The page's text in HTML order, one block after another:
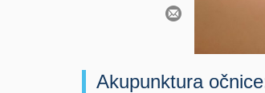
Akupunktura